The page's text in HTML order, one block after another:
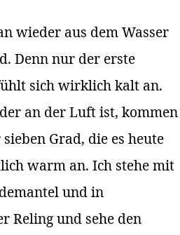
wieder aus dem Wasser
Denn nur der erste
sich wirklich kalt an.
an der Luft ist, kommen
Grad, die es heute
warm an. Ich stehe mit
und in
Reling und sehe den